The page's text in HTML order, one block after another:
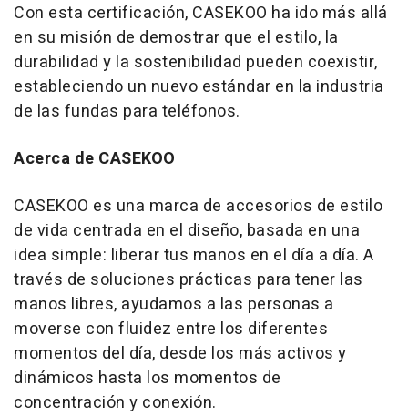
Con esta certificación, CASEKOO ha ido más allá
en su misión de demostrar que el estilo, la
durabilidad y la sostenibilidad pueden coexistir,
estableciendo un nuevo estándar en la industria
de las fundas para teléfonos.
Acerca de CASEKOO
CASEKOO es una marca de accesorios de estilo
de vida centrada en el diseño, basada en una
idea simple: liberar tus manos en el día a día. A
través de soluciones prácticas para tener las
manos libres, ayudamos a las personas a
moverse con fluidez entre los diferentes
momentos del día, desde los más activos y
dinámicos hasta los momentos de
concentración y conexión.